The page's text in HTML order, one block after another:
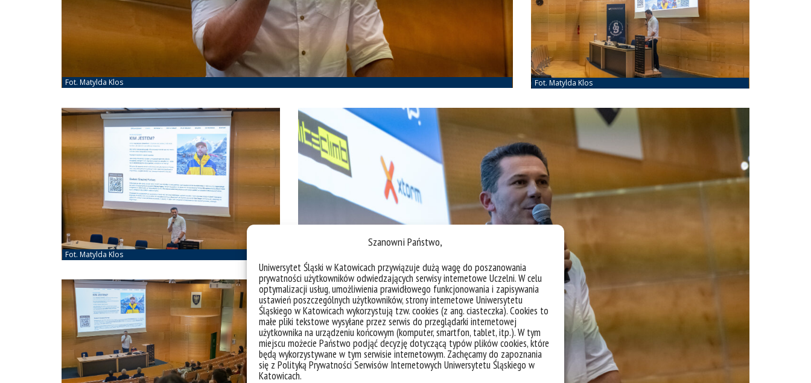
Szanowni Państwo,
Uniwersytet Śląski w Katowicach przywiązuje dużą wagę do poszanowania
prywatności użytkowników odwiedzających serwisy internetowe Uczelni. W celu
optymalizacji usług, umożliwienia prawidłowego funkcjonowania i zapisywania
ustawień poszczególnych użytkowników, strony internetowe Uniwersytetu
Śląskiego w Katowicach wykorzystują tzw. cookies (z ang. ciasteczka). Cookies to
małe pliki tekstowe wysyłane przez serwis do przeglądarki internetowej
użytkownika na urządzeniu końcowym (komputer, smartfon, tablet, itp.). W tym
miejscu możecie Państwo podjąć decyzję dotyczącą typów plików cookies, które
będą wykorzystywane w tym serwisie internetowym. Zachęcamy do zapoznania
się z Polityką Prywatności Serwisów Internetowych Uniwersytetu Śląskiego w
Katowicach.